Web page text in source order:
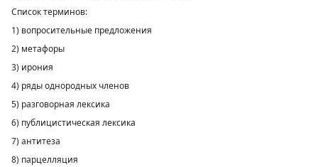
Список терминов:
1) вопросительные предложения
2) метафоры
3) ирония
4) ряды однородных членов
5) разговорная лексика
6) публицистическая лексика
7) антитеза
8) парцелляция